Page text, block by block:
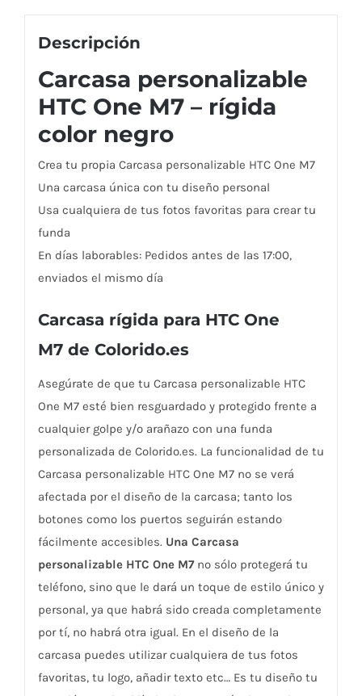
Descripción
Carcasa personalizable
HTC One M7 – rígida
color negro
Crea tu propia Carcasa personalizable HTC One M7
Una carcasa única con tu diseño personal
Usa cualquiera de tus fotos favoritas para crear tu
funda
En días laborables: Pedidos antes de las 17:00,
enviados el mismo día
Carcasa rígida para HTC One
M7 de Colorido.es
Asegúrate de que tu Carcasa personalizable HTC
One M7 esté bien resguardado y protegido frente a
cualquier golpe y/o arañazo con una funda
personalizada de Colorido.es. La funcionalidad de tu
Carcasa personalizable HTC One M7 no se verá
afectada por el diseño de la carcasa; tanto los
botones como los puertos seguirán estando
fácilmente accesibles. Una Carcasa
personalizable HTC One M7 no sólo protegerá tu
teléfono, sino que le dará un toque de estilo único y
personal, ya que habrá sido creada completamente
por tí, no habrá otra igual. En el diseño de la
carcasa puedes utilizar cualquiera de tus fotos
favoritas, tu logo, añadir texto etc… Es tu diseño tu